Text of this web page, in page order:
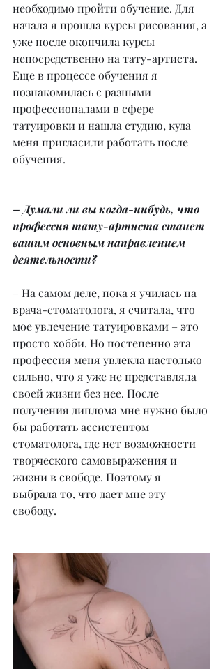
необходимо пройти обучение. Для
начала я прошла курсы рисования, а
уже после окончила курсы
непосредственно на тату-артиста.
Еще в процессе обучения я
познакомилась с разными
профессионалами в сфере
татуировки и нашла студию, куда
меня пригласили работать после
обучения.
– Думали ли вы когда-нибудь, что
профессия тату-артиста станет
вашим основным направлением
деятельности?
– На самом деле, пока я училась на
врача-стоматолога, я считала, что
мое увлечение татуировками – это
просто хобби. Но постепенно эта
профессия меня увлекла настолько
сильно, что я уже не представляла
своей жизни без нее. После
получения диплома мне нужно было
бы работать ассистентом
стоматолога, где нет возможности
творческого самовыражения и
жизни в свободе. Поэтому я
выбрала то, что дает мне эту
свободу.